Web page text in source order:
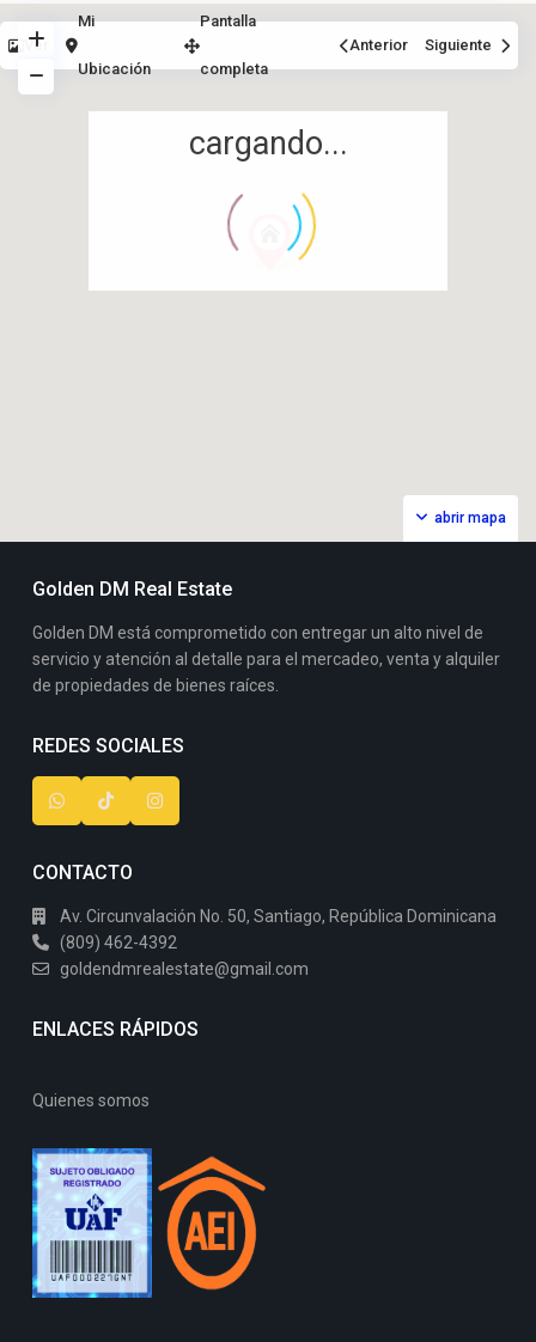
cargando...
abrir mapa
Ver
Mi
Ubicación
Pantalla
completa
Anterior Siguiente
Golden DM Real Estate
Golden DM está comprometido con entregar un alto nivel de
servicio y atención al detalle para el mercadeo, venta y alquiler
de propiedades de bienes raíces.
REDES SOCIALES
CONTACTO
Av. Circunvalación No. 50, Santiago, República Dominicana
(809) 462-4392
goldendmrealestate@gmail.com
ENLACES RÁPIDOS
Quienes somos